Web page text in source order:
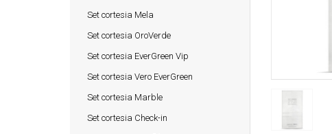
Set cortesia Mela
Set cortesia OroVerde
Set cortesia EverGreen Vip
Set cortesia Vero EverGreen
Set cortesia Marble
Set cortesia Check-in